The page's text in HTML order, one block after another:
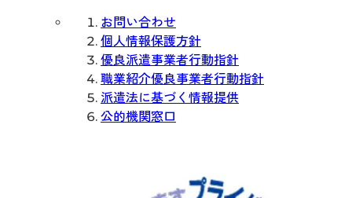
お問い合わせ
個人情報保護方針
優良派遣事業者行動指針
職業紹介優良事業者行動指針
派遣法に基づく情報提供
公的機関窓口